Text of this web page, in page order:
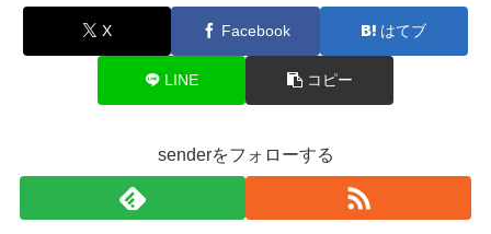
X Facebook はてブ
LINE コピー
senderをフォローする